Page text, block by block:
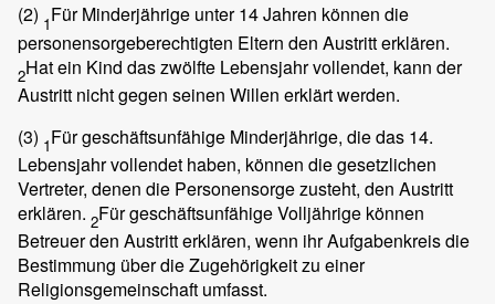
(2) 1Für Minderjährige unter 14 Jahren können die
personensorgeberechtigten Eltern den Austritt erklären.
2Hat ein Kind das zwölfte Lebensjahr vollendet, kann der
Austritt nicht gegen seinen Willen erklärt werden.
(3) 1Für geschäftsunfähige Minderjährige, die das 14.
Lebensjahr vollendet haben, können die gesetzlichen
Vertreter, denen die Personensorge zusteht, den Austritt
erklären. 2Für geschäftsunfähige Volljährige können
Betreuer den Austritt erklären, wenn ihr Aufgabenkreis die
Bestimmung über die Zugehörigkeit zu einer
Religionsgemeinschaft umfasst.